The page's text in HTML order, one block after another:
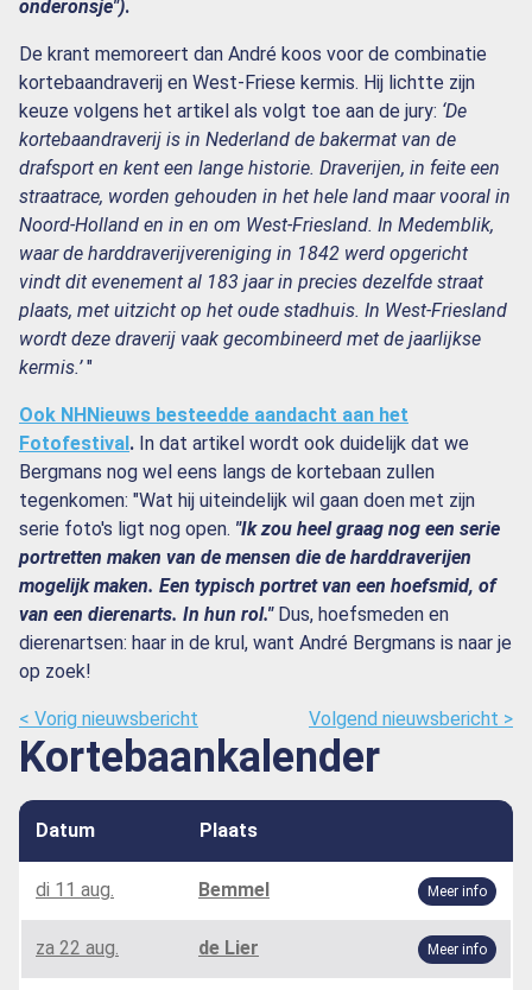
onderonsje").
De krant memoreert dan André koos voor de combinatie
kortebaandraverij en West-Friese kermis. Hij lichtte zijn
keuze volgens het artikel als volgt toe aan de jury: ‘De
kortebaandraverij is in Nederland de bakermat van de
drafsport en kent een lange historie. Draverijen, in feite een
straatrace, worden gehouden in het hele land maar vooral in
Noord-Holland en in en om West-Friesland. In Medemblik,
waar de harddraverijvereniging in 1842 werd opgericht
vindt dit evenement al 183 jaar in precies dezelfde straat
plaats, met uitzicht op het oude stadhuis. In West-Friesland
wordt deze draverij vaak gecombineerd met de jaarlijkse
kermis.’"
Ook NHNieuws besteedde aandacht aan het
Fotofestival. In dat artikel wordt ook duidelijk dat we
Bergmans nog wel eens langs de kortebaan zullen
tegenkomen: "Wat hij uiteindelijk wil gaan doen met zijn
serie foto's ligt nog open. "Ik zou heel graag nog een serie
portretten maken van de mensen die de harddraverijen
mogelijk maken. Een typisch portret van een hoefsmid, of
van een dierenarts. In hun rol." Dus, hoefsmeden en
dierenartsen: haar in de krul, want André Bergmans is naar je
op zoek!
< Vorig nieuwsbericht Volgend nieuwsbericht >
Kortebaankalender
Datum Plaats
di 11 aug. Bemmel Meer info
za 22 aug. de Lier Meer info